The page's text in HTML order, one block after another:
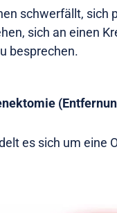
schwerfällt, sich
sich an einen
besprechen.
es sich um eine